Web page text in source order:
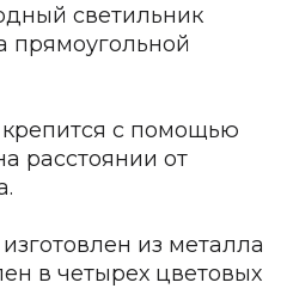
по вашему
светильник
прямоугольной
с помощью
расстоянии от
из металла
в четырех цветовых